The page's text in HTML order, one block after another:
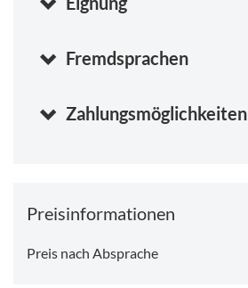
Fremdsprachen
Zahlungsmöglichkeiten
Preisinformationen
Preis nach Absprache